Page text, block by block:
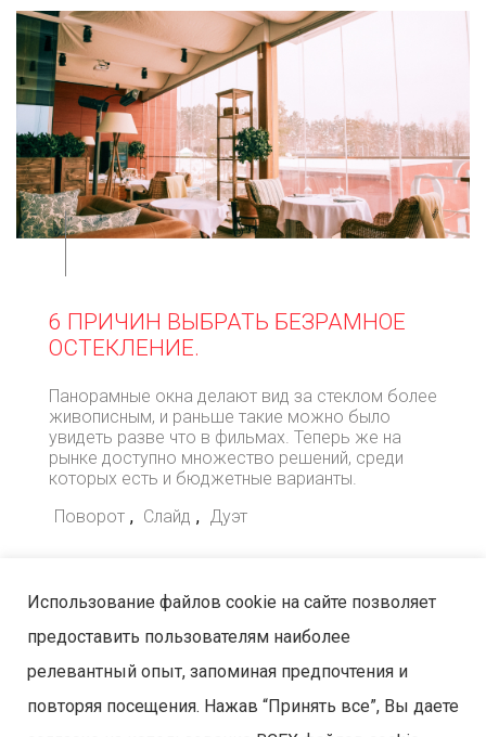
6 ПРИЧИН ВЫБРАТЬ БЕЗРАМНОЕ
ОСТЕКЛЕНИЕ.
Панорамные окна делают вид за стеклом более
живописным, и раньше такие можно было
увидеть разве что в фильмах. Теперь же на
рынке доступно множество решений, среди
которых есть и бюджетные варианты.
Поворот , Слайд , Дуэт
Использование файлов cookie на сайте позволяет
предоставить пользователям наиболее
релевантный опыт, запоминая предпочтения и
повторяя посещения. Нажав “Принять все”, Вы даете